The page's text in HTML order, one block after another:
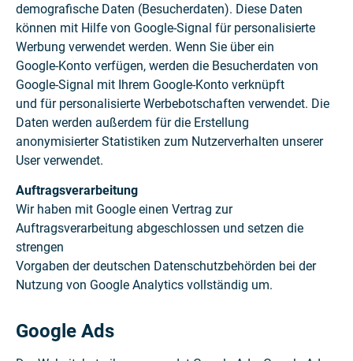
demografische Daten (Besucherdaten). Diese Daten
können mit Hilfe von Google-Signal für personalisierte
Werbung verwendet werden. Wenn Sie über ein
Google-Konto verfügen, werden die Besucherdaten von
Google-Signal mit Ihrem Google-Konto verknüpft
und für personalisierte Werbebotschaften verwendet. Die
Daten werden außerdem für die Erstellung
anonymisierter Statistiken zum Nutzerverhalten unserer
User verwendet.
Auftragsverarbeitung
Wir haben mit Google einen Vertrag zur
Auftragsverarbeitung abgeschlossen und setzen die
strengen
Vorgaben der deutschen Datenschutzbehörden bei der
Nutzung von Google Analytics vollständig um.
Google Ads